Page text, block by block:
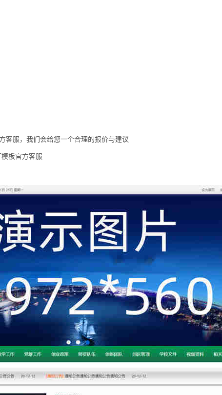
客服，我们会给您一个合理的报价与建议
板官方客服